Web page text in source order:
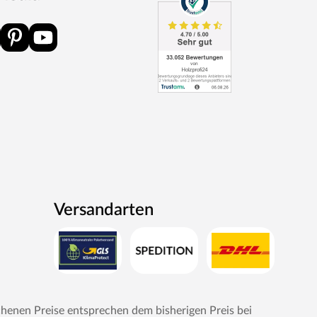
Versandarten
Preise entsprechen dem bisherigen Preis bei